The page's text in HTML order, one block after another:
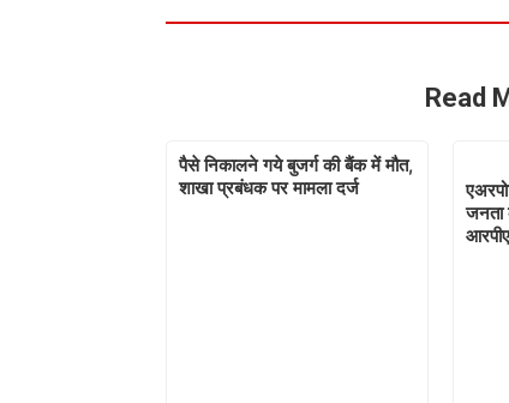
Read
पैसे निकालने गये बुजर्ग की बैंक में मौत,
शाखा प्रबंधक पर मामला दर्ज